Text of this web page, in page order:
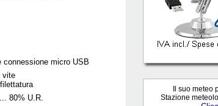
connessione micro USB
vite
80% U.R.